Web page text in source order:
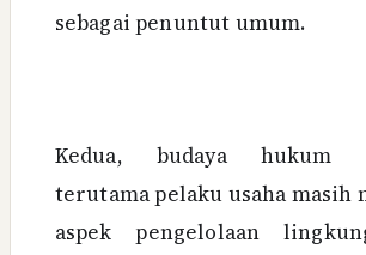
sebagai penuntut umum.
Kedua, budaya hukum
terutama pelaku usaha masih
aspek pengelolaan